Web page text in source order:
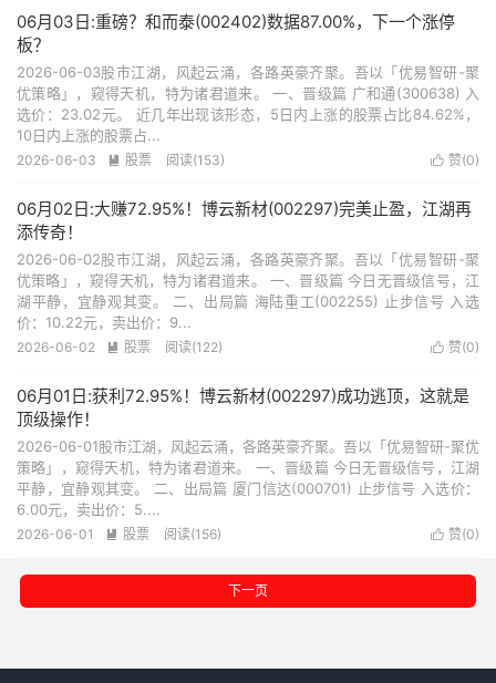
06月03日:重磅？和而泰(002402)数据87.00%，下一个涨停
板？
2026-06-03股市江湖，风起云涌，各路英豪齐聚。吾以「优易智研-聚
优策略」，窥得天机，特为诸君道来。 一、晋级篇 广和通(300638) 入
选价：23.02元。 近几年出现该形态，5日内上涨的股票占比84.62%，
10日内上涨的股票占...
 赞(0)
2026-06-03  股票 阅读(153)
06月02日:大赚72.95%！博云新材(002297)完美止盈，江湖再
添传奇！
2026-06-02股市江湖，风起云涌，各路英豪齐聚。吾以「优易智研-聚
优策略」，窥得天机，特为诸君道来。 一、晋级篇 今日无晋级信号，江
湖平静，宜静观其变。 二、出局篇 海陆重工(002255) 止步信号 入选
价：10.22元，卖出价：9...
 赞(0)
2026-06-02  股票 阅读(122)
06月01日:获利72.95%！博云新材(002297)成功逃顶，这就是
顶级操作！
2026-06-01股市江湖，风起云涌，各路英豪齐聚。吾以「优易智研-聚优
策略」，窥得天机，特为诸君道来。 一、晋级篇 今日无晋级信号，江湖
平静，宜静观其变。 二、出局篇 厦门信达(000701) 止步信号 入选价：
6.00元，卖出价：5....
 赞(0)
2026-06-01  股票 阅读(156)
下一页